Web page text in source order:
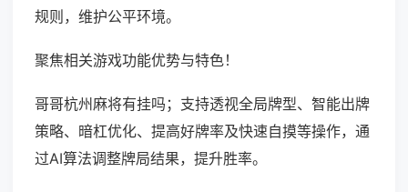
规则，维护公平环境。
聚焦相关游戏功能优势与特色！
哥哥杭州麻将有挂吗；支持透视全局牌型、智能出牌
策略、暗杠优化、提高好牌率及快速自摸等操作，通
过AI算法调整牌局结果，提升胜率。